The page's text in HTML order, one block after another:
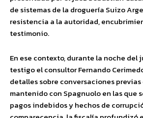
de sistemas de la droguería Suizo
resistencia a la autoridad,
testimonio.
En ese contexto, durante la noche del
testigo el consultor Fernando
detalles sobre conversaciones
mantenido con Spagnuolo en las que
pagos indebidos y hechos de